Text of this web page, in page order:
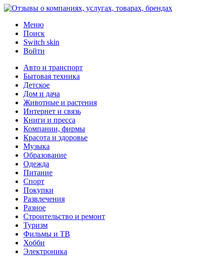
Меню
Поиск
Switch skin
Войти
Авто и транспорт
Бытовая техника
Детское
Дом и дача
Животные и растения
Интернет и связь
Книги и пресса
Компании, фирмы
Красота и здоровье
Музыка
Образование
Одежда
Питание
Спорт
Покупки
Развлечения
Разное
Строительство и ремонт
Туризм
Фильмы и ТВ
Хобби
Электроника